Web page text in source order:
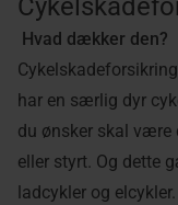
Hvad dækker den?
har en særlig dyr
du ønsker skal
eller styrt. Og dette
ladcykler og elcykler.